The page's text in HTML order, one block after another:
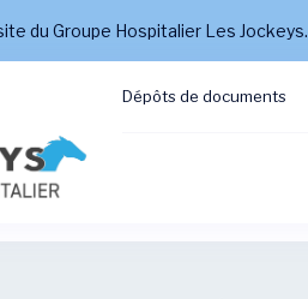
du Groupe Hospitalier Les Jockeys.
Dépôts de documents